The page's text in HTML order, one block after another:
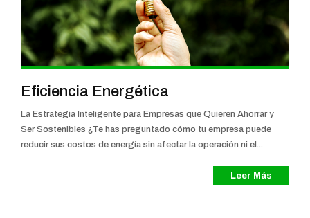
Eficiencia Energética
La Estrategia Inteligente para Empresas que Quieren Ahorrar y
Ser Sostenibles ¿Te has preguntado cómo tu empresa puede
reducir sus costos de energía sin afectar la operación ni el...
Leer Más